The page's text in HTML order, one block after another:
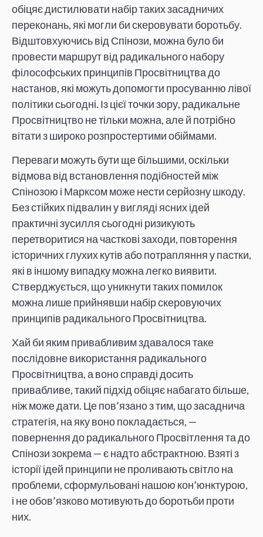
обіцяє дистилювати набір таких засадничих
переконань, які могли би скеровувати боротьбу.
Відштовхуючись від Спінози, можна було би
провести маршрут від радикального набору
філософських принципів Просвітництва до
настанов, які можуть допомогти просуванню лівої
політики сьогодні. Із цієї точки зору, радикальне
Просвітництво не тільки можна, але й потрібно
вітати з широко розпростертими обіймами.
Переваги можуть бути ще більшими, оскільки
відмова від встановлення подібностей між
Спінозою і Марксом може нести серйозну шкоду.
Без стійких підвалин у вигляді ясних ідей
практичні зусилля сьогодні ризикують
перетворитися на часткові заходи, повторення
історичних глухих кутів або потрапляння у пастки,
які в іншому випадку можна легко виявити.
Стверджується, що уникнути таких помилок
можна лише прийнявши набір скеровуючих
принципів радикального Просвітництва.
Хай би яким привабливим здавалося таке
послідовне використання радикального
Просвітництва, а воно справді досить
привабливе, такий підхід обіцяє набагато більше,
ніж може дати. Це пов’язано з тим, що засаднича
стратегія, на яку воно покладається, —
повернення до радикального Просвітлення та до
Спінози зокрема — є надто абстрактною. Взяті з
історії ідей принципи не проливають світло на
проблеми, сформульовані нашою кон’юнктурою,
і не обов’язково мотивують до боротьби проти
них.